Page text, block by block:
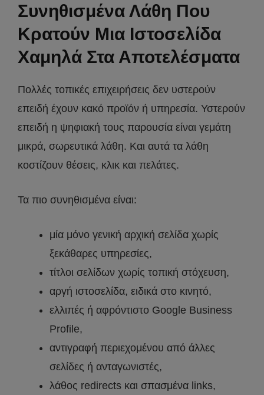
Συνηθισμένα Λάθη Που
Κρατούν Μια Ιστοσελίδα
Χαμηλά Στα Αποτελέσματα
Πολλές τοπικές επιχειρήσεις δεν υστερούν
επειδή έχουν κακό προϊόν ή υπηρεσία. Υστερούν
επειδή η ψηφιακή τους παρουσία είναι γεμάτη
μικρά, σωρευτικά λάθη. Και αυτά τα λάθη
κοστίζουν θέσεις, κλικ και πελάτες.
Τα πιο συνηθισμένα είναι:
μία μόνο γενική αρχική σελίδα χωρίς
ξεκάθαρες υπηρεσίες,
τίτλοι σελίδων χωρίς τοπική στόχευση,
αργή ιστοσελίδα, ειδικά στο κινητό,
ελλιπές ή αφρόντιστο Google Business
Profile,
αντιγραφή περιεχομένου από άλλες
σελίδες ή ανταγωνιστές,
λάθος redirects και σπασμένα links,